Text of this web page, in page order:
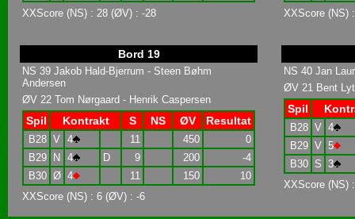
XXScore (NS) : 28 (ØV) : -28
XXScore (NS)
Bord 19
NS 39 Jakob Hald-Bjerrum - Steen Bøhm
Andersen
ØV 22 Tom Nørgaard - Henrik Caspersen
Spil Kontrakt S NS ØV Resultat
B28 V 4 11 450
0
B29
N 4 D 9 200
-4
B30 Ø 4 11 150
10
XXScore (NS) : 6 (ØV) : -6
NS 40 Jan
ØV 21 Bent
Spil
B28 V 4
B29 V 5
B30 S
3
XXScore (NS)